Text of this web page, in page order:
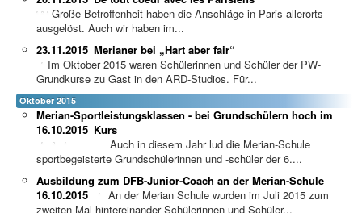
Große Betroffenheit haben die Anschläge in Paris allerorts
ausgelöst. Auch wir haben im...
Merianer bei „Hart aber fair“
23.11.2015
Im Oktober 2015 waren Schülerinnen und Schüler der PW-
Grundkurse zu Gast in den ARD-Studios. Für...
Oktober 2015
Merian-Sportleistungsklassen - bei Grundschülern hoch im
Kurs
16.10.2015
Auch in diesem Jahr lud die Merian-Schule
sportbegeisterte Grundschülerinnen und -schüler der 6....
Ausbildung zum DFB-Junior-Coach an der Merian-Schule
16.10.2015
An der Merian Schule wurden im Juli 2015 zum
zweiten Mal hintereinander Schülerinnen und Schüler...